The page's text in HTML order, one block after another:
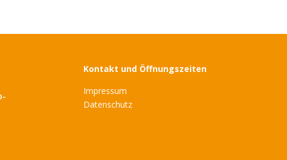
Kontakt und Öffnungszeiten
Impressum
Datenschutz